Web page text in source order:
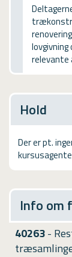
USMA
Videoguides
relevante
Hold
Der er pt.
Info om
40263-